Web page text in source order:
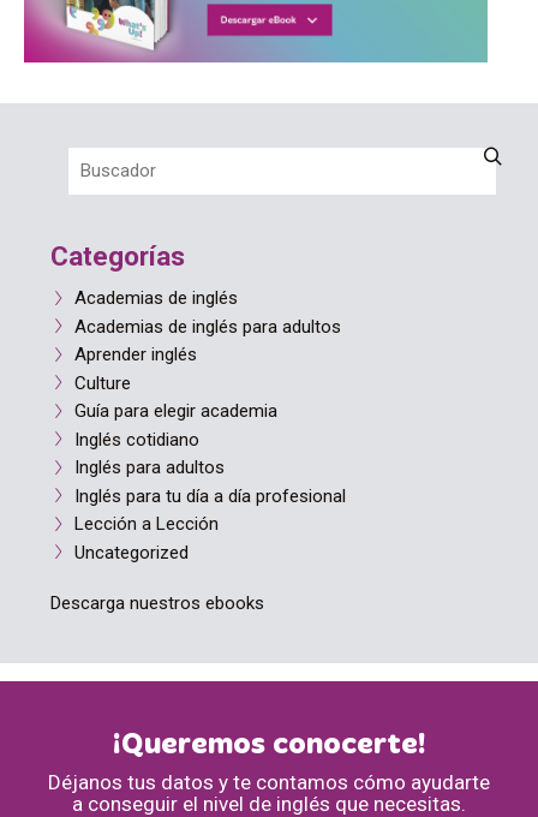
Categorías
Academias de inglés
Academias de inglés para adultos
Aprender inglés
Culture
Guía para elegir academia
Inglés cotidiano
Inglés para adultos
Inglés para tu día a día profesional
Lección a Lección
Uncategorized
Descarga nuestros ebooks
¡Queremos conocerte!
Déjanos tus datos y te contamos cómo ayudarte
a conseguir el nivel de inglés que necesitas.